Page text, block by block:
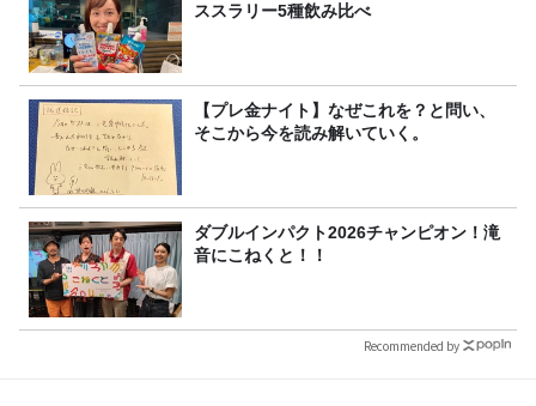
ススラリー5種飲み比べ
【プレ金ナイト】なぜこれを？と問い、
そこから今を読み解いていく。
ダブルインパクト2026チャンピオン！滝
音にこねくと！！
Recommended by